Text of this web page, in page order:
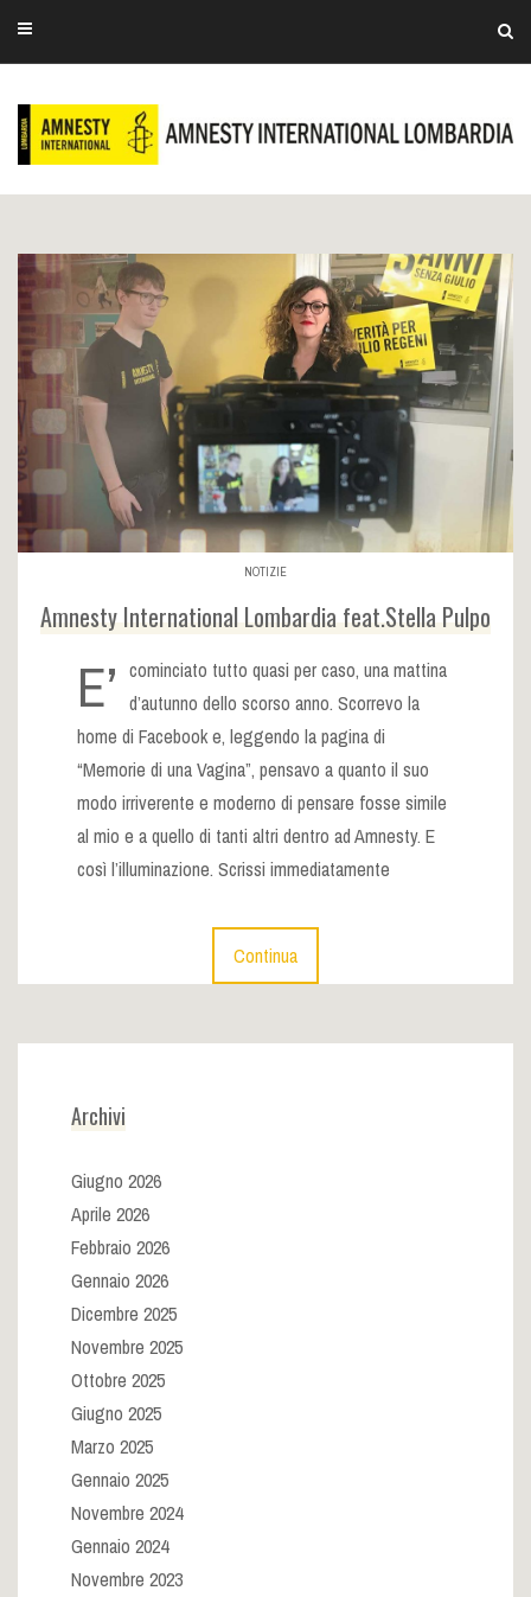
NOTIZIE
Amnesty International Lombardia feat.Stella Pulpo
E’ cominciato tutto quasi per caso, una mattina
d’autunno dello scorso anno. Scorrevo la
home di Facebook e, leggendo la pagina di
“Memorie di una Vagina”, pensavo a quanto il suo
modo irriverente e moderno di pensare fosse simile
al mio e a quello di tanti altri dentro ad Amnesty. E
così l’illuminazione. Scrissi immediatamente
Continua
Archivi
Giugno 2026
Aprile 2026
Febbraio 2026
Gennaio 2026
Dicembre 2025
Novembre 2025
Ottobre 2025
Giugno 2025
Marzo 2025
Gennaio 2025
Novembre 2024
Gennaio 2024
Novembre 2023